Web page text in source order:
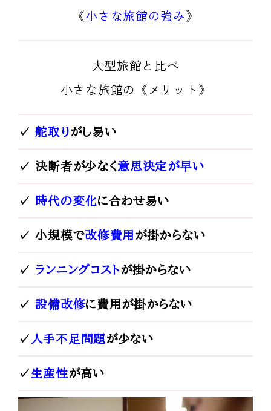
《小さな旅館の強み》
大型旅館と比べ
小さな旅館の 《メリット》
✓舵取りがし易い
✓ 決断者が少なく意思決定が早い
✓ 時代の変化に合わせ易い
✓ 小規模で改修費用 が掛からない
✓ ランニングコストが掛からない
✓設備改修に費用が掛からない
✓ 人手不足問題が少ない
✓ 生産性が高い